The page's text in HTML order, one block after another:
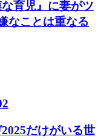
育児』に妻がツ
ことは重なる
だけがいる世